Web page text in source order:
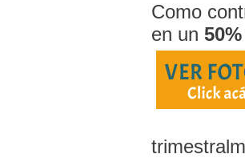
Como
en un 50%